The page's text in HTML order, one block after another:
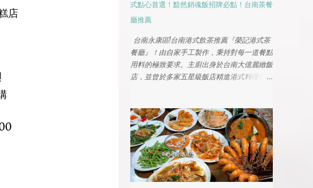
店
式點心首選！黯然銷魂飯招牌必點！台南茶餐
廳推薦
台南永康區!台南港式飲茶推薦『榮記港式茶
餐廳』！由自家手工製作，秉持對每一道餐點
用料的極致要求。主廚出身於台南大億麗緻飯
店，並曾於多家五星級飯店精進港式料理技
和朋友聚餐和家庭相聚的好所在，必點的叉燒
黯然銷魂飯，無論是經典的燒賣、蝦仁腸粉，
還是濃郁的港式奶茶，都能帶來正宗的港味體
驗!